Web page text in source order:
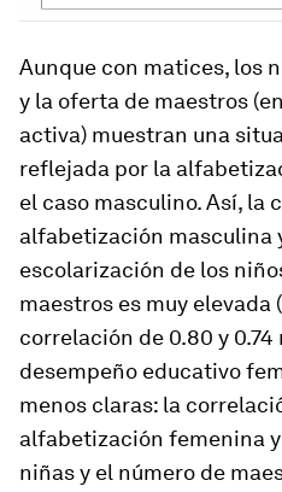
Aunque con matices, los
y la oferta de maestros
activa) muestran una
reflejada por la
el caso masculino. Así, la
alfabetización masculina
escolarización de los
maestros es muy
correlación de 0.80 y
desempeño educativo
menos claras: la
alfabetización femenina
niñas y el número de